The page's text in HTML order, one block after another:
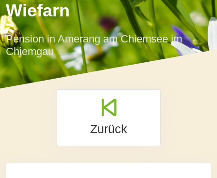
Wiefarn
Pension in Amerang am Chiemsee im
Chiemgau
Zurück